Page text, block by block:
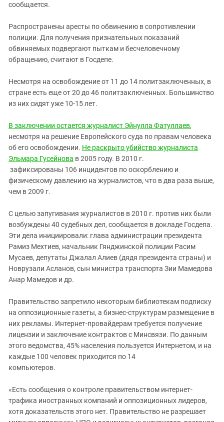
сообщается.
Распространены аресты по обвинению в сопротивлении
полиции. Для получения признательных показаний
обвиняемых подвергают пыткам и бесчеловечному
обращению, считают в Госдепе.
Несмотря на освобождение от 11 до 14 политзаключенных, в
стране есть еще от 20 до 46 политзаключенных. Большинство
из них сидят уже 10-15 лет.
В заключении остается журналист Эйнулла Фатуллаев,
несмотря на решение Европейского суда по правам человека
об его освобождении. Не раскрыто убийство журналиста
Эльмара Гусейнова в 2005 году. В 2010 г.
зафиксированы 106 инцидентов по оскорблению и
физическому давлению на журналистов, что в два раза выше,
чем в 2009 г.
С целью запугивания журналистов в 2010 г. против них были
возбуждены 40 судебных дел, сообщается в докладе Госдепа.
Эти дела инициировали: глава администрации президента
Рамиз Мехтиев, начальник Гянджинской полиции Расим
Мусаев, депутаты Джалал Алиев (дядя президента страны) и
Новрузали Асланов, сын министра транспорта Зии Мамедова
Анар Мамедов и др.
Правительство запретило некоторым библиотекам подписку
на оппозиционные газеты, а бизнес-структурам размещение в
них рекламы. Интернет-провайдерам требуется получение
лицензии и заключение контрактов с Минсвязи. По данным
этого ведомства, 45% населения пользуется Интернетом, и на
каждые 100 человек приходится по 14
компьютеров.
«Есть сообщения о контроле правительством интернет-
трафика иностранных компаний и оппозиционных лидеров,
хотя доказательств этого нет. Правительство не разрешает